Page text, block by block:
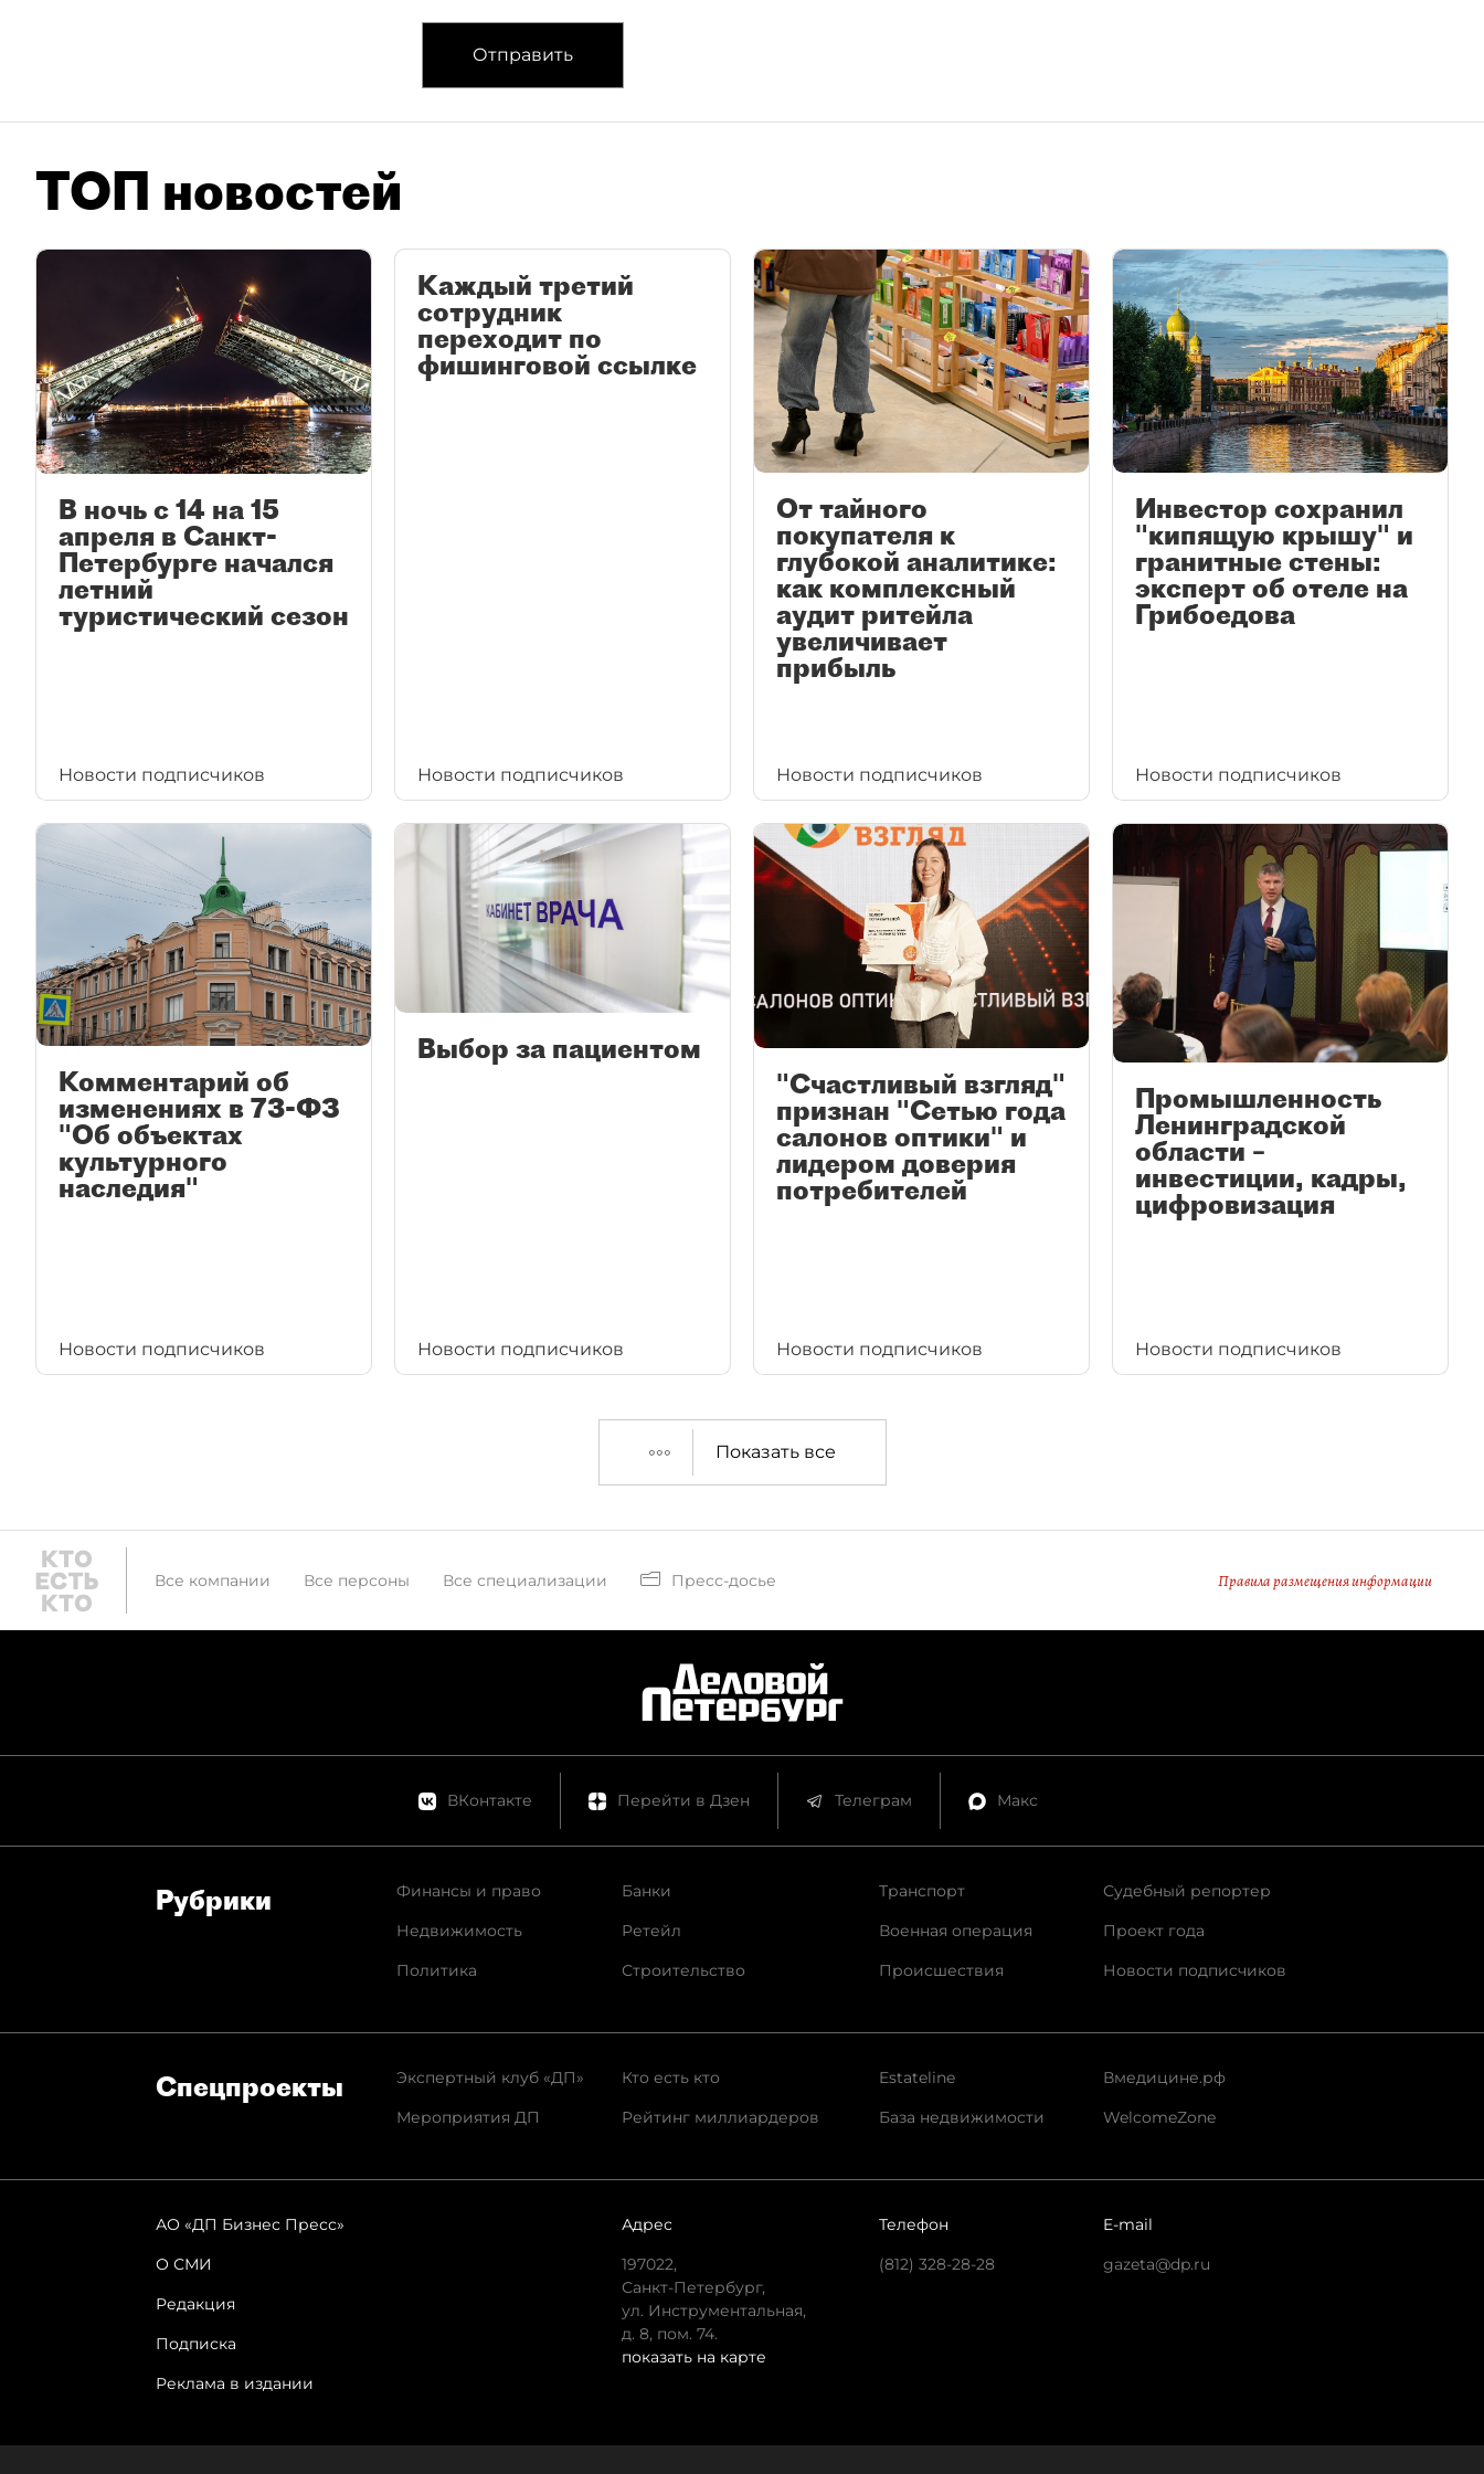
Отправить
ТОП новостей
В ночь с 14 на 15
апреля в Санкт-
Петербурге начался
летний
туристический сезон
Новости подписчиков
Каждый третий
сотрудник
переходит по
фишинговой ссылке
Новости подписчиков
От тайного
покупателя к
глубокой аналитике:
как комплексный
аудит ритейла
увеличивает
прибыль
Новости подписчиков
Инвестор сохранил
"кипящую крышу" и
гранитные стены:
эксперт об отеле на
Грибоедова
Новости подписчиков
Комментарий об
изменениях в 73-ФЗ
"Об объектах
культурного
наследия"
Новости подписчиков
Выбор за пациентом
Новости подписчиков
"Счастливый взгляд"
признан "Сетью года
салонов оптики" и
лидером доверия
потребителей
Новости подписчиков
Промышленность
Ленинградской
области –
инвестиции, кадры,
цифровизация
Новости подписчиков
Показать все
Все компании Все персоны Все специализации Пресс-досье Правила размещения информации
ВКонтакте Перейти в Дзен Телеграм Макс
Рубрики
Финансы и право
Недвижимость
Политика
Банки
Ретейл
Строительство
Транспорт
Военная операция
Происшествия
Судебный репортер
Проект года
Новости подписчиков
Спец­проекты
Экспертный клуб «ДП»
Мероприятия ДП
Кто есть кто
Рейтинг миллиардеров
Estateline
База недвижимости
Вмедицине.рф
WelcomeZone
АО «ДП Бизнес Пресс»
О СМИ
Редакция
Подписка
Реклама в издании
Адрес
197022,
Санкт-Петербург,
ул. Инструментальная,
д. 8, пом. 74.
показать на карте
Телефон
(812) 328-28-28
E-mail
gazeta@dp.ru